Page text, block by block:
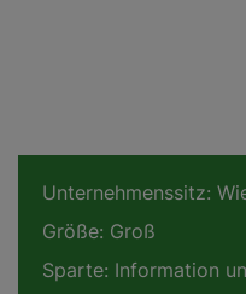
Unternehmenssitz:
Größe: Groß
Sparte: Information